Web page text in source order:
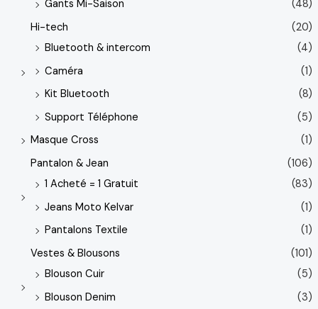
Gants Mi-Saison
(48)
Hi-tech
(20)
Bluetooth & intercom
(4)
Caméra
(1)
Kit Bluetooth
(8)
Support Téléphone
(5)
Masque Cross
(1)
Pantalon & Jean
(106)
1 Acheté = 1 Gratuit
(83)
Jeans Moto Kelvar
(1)
Pantalons Textile
(1)
Vestes & Blousons
(101)
Blouson Cuir
(5)
Blouson Denim
(3)